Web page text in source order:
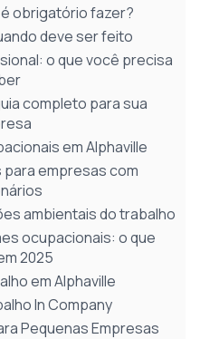
obrigatório fazer?
deve ser feito
o que você precisa
completo para sua
em Alphaville
empresas com
ambientais do trabalho
ocupacionais: o que
2025
em Alphaville
In Company
Pequenas Empresas